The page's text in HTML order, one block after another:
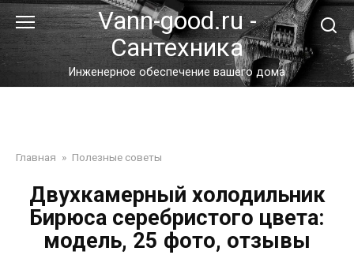
Перейти
к
контенту
Vann-good.ru -
Сантехника
Инженерное обеспечение вашего дома
Главная » Полезные советы
Двухкамерный холодильник
Бирюса серебристого цвета:
модель, 25 фото, отзывы